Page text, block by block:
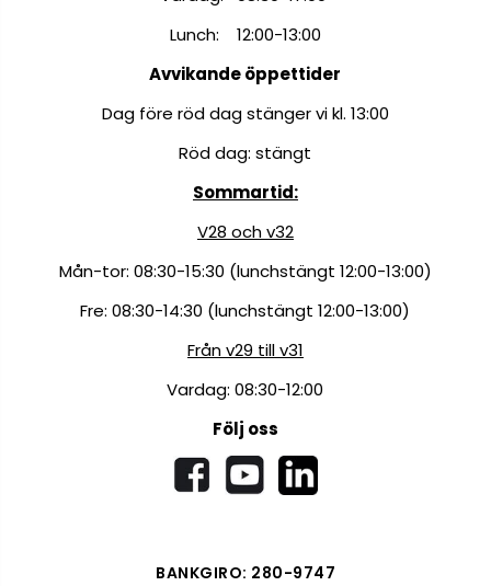
Lunch: 12:00-13:00
Avvikande öppettider
Dag före röd dag stänger vi kl. 13:00
Röd dag: stängt
Sommartid:
V28 och v32
Mån-tor: 08:30-15:30 (lunchstängt 12:00-13:00)
Fre: 08:30-14:30 (lunchstängt 12:00-13:00)
Från v29 till v31
Vardag: 08:30-12:00
Följ oss
BANKGIRO: 280-9747